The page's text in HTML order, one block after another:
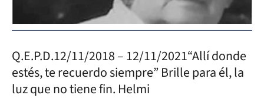
Q.E.P.D.12/11/2018 – 12/11/2021“Allí donde
estés, te recuerdo siempre” Brille para él, la
luz que no tiene fin. Helmi